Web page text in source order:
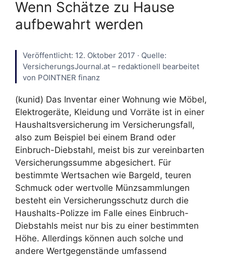
Wenn Schätze zu Hause
aufbewahrt werden
Veröffentlicht: 12. Oktober 2017 · Quelle:
VersicherungsJournal.at – redaktionell bearbeitet
von POINTNER finanz
(kunid) Das Inventar einer Wohnung wie Möbel,
Elektrogeräte, Kleidung und Vorräte ist in einer
Haushaltsversicherung im Versicherungsfall,
also zum Beispiel bei einem Brand oder
Einbruch-Diebstahl, meist bis zur vereinbarten
Versicherungssumme abgesichert. Für
bestimmte Wertsachen wie Bargeld, teuren
Schmuck oder wertvolle Münzsammlungen
besteht ein Versicherungsschutz durch die
Haushalts-Polizze im Falle eines Einbruch-
Diebstahls meist nur bis zu einer bestimmten
Höhe. Allerdings können auch solche und
andere Wertgegenstände umfassend